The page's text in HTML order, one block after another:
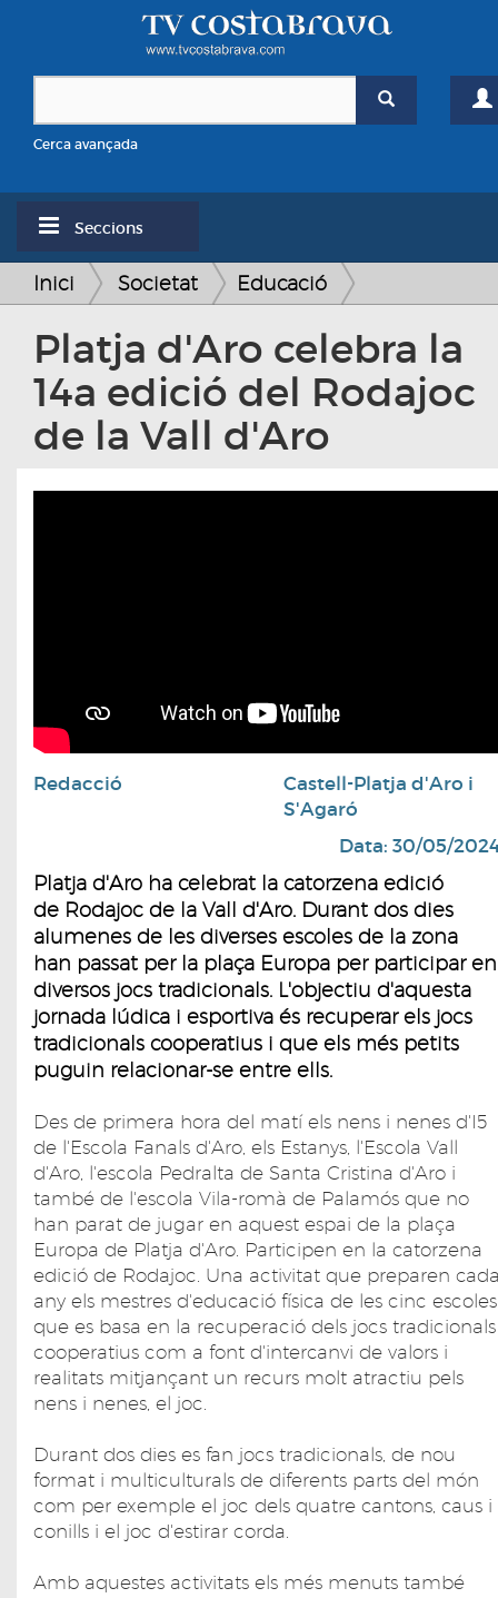
Cerca avançada
Seccions
Inici Societat Educació
Platja d'Aro celebra la
14a edició del Rodajoc
de la Vall d'Aro
Redacció
Castell-Platja d'Aro i
S'Agaró
Data: 30/05/
Platja d'Aro ha celebrat la catorzena edició
de Rodajoc de la Vall d'Aro. Durant dos dies
alumenes de les diverses escoles de la zona
han passat per la plaça Europa per participar en
diversos jocs tradicionals. L'objectiu d'aquesta
jornada lúdica i esportiva és recuperar els jocs
tradicionals cooperatius i que els més petits
puguin relacionar-se entre ells.
Des de primera hora del matí els nens i nenes d'I5
de l'Escola Fanals d'Aro, els Estanys, l'Escola Vall
d'Aro, l'escola Pedralta de Santa Cristina d'Aro i
també de l'escola Vila-romà de Palamós que no
han parat de jugar en aquest espai de la plaça
Europa de Platja d'Aro. Participen en la catorzena
edició de Rodajoc. Una activitat que preparen
any els mestres d'educació física de les cinc escoles
que es basa en la recuperació dels jocs tradicionals
cooperatius com a font d'intercanvi de valors i
realitats mitjançant un recurs molt atractiu pels
nens i nenes, el joc.
Durant dos dies es fan jocs tradicionals, de nou
format i multiculturals de diferents parts del món
com per exemple el joc dels quatre cantons, caus i
conills i el joc d'estirar corda.
Amb aquestes activitats els més menuts també